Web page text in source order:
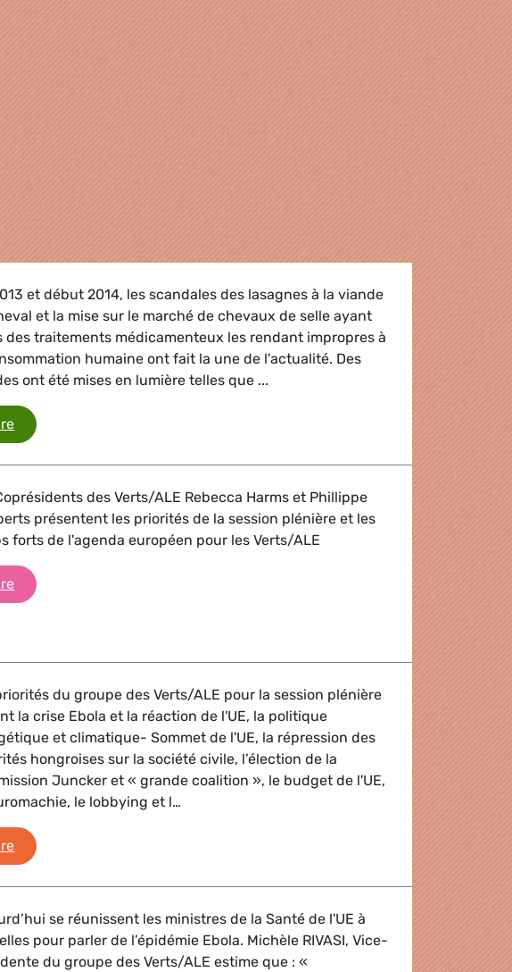
et début 2014, les scandales des lasagnes à la viande
et la mise sur le marché de chevaux de selle ayant
des traitements médicamenteux les rendant impropres à
humaine ont fait la une de l'actualité. Des
ont été mises en lumière telles que ...
Santé publique/ Droits des consommateurs
des Verts/ALE Rebecca Harms et Phillippe
présentent les priorités de la session plénière et les
forts de l'agenda européen pour les Verts/ALE
Briefing des Coprésidents
du groupe des Verts/ALE pour la session plénière
la crise Ebola et la réaction de l'UE, la politique
et climatique- Sommet de l'UE, la répression des
hongroises sur la société civile, l’élection de la
Juncker et « grande coalition », le budget de l'UE,
le lobbying et l…
Debriefing des Verts/ALE
se réunissent les ministres de la Santé de l'UE à
pour parler de l’épidémie Ebola. Michèle RIVASI, Vice-
du groupe des Verts/ALE estime que : «